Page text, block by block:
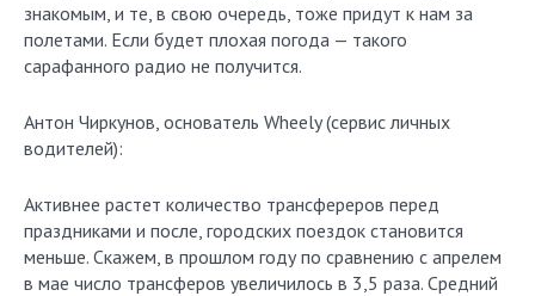
знакомым, и те, в свою очередь, тоже придут к нам за
полетами. Если будет плохая погода — такого
сарафанного радио не получится.
Антон Чиркунов, основатель Wheely (сервис личных
водителей):
Активнее растет количество трансфереров перед
праздниками и после, городских поездок становится
меньше. Скажем, в прошлом году по сравнению с апрелем
в мае число трансферов увеличилось в 3,5 раза. Средний